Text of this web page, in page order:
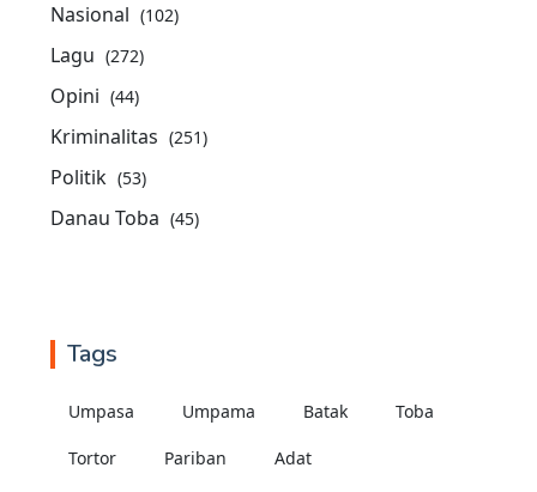
Nasional (102)
Lagu (272)
Opini (44)
Kriminalitas (251)
Politik (53)
Danau Toba (45)
Tags
Umpasa Umpama Batak Toba
Tortor Pariban Adat